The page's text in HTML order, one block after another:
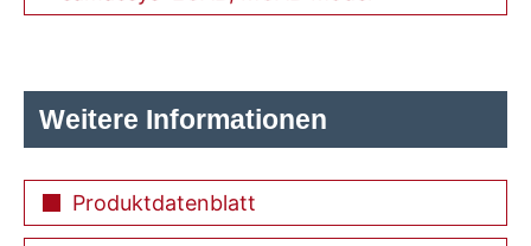
Weitere Informationen
Produktdatenblatt